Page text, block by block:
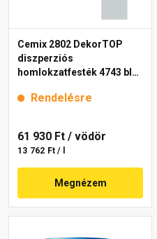
Cemix 2802 DekorTOP
diszperziós
homlokzatfesték 4743 blue
Rendelésre
61 930 Ft / vödör
13 762 Ft / l
Megnézem